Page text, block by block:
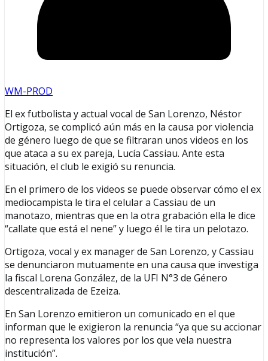
WM-PROD
El ex futbolista y actual vocal de San Lorenzo, Néstor
Ortigoza, se complicó aún más en la causa por violencia
de género luego de que se filtraran unos videos en los
que ataca a su ex pareja, Lucía Cassiau. Ante esta
situación, el club le exigió su renuncia.
En el primero de los videos se puede observar cómo el ex
mediocampista le tira el celular a Cassiau de un
manotazo, mientras que en la otra grabación ella le dice
“callate que está el nene” y luego él le tira un pelotazo.
Ortigoza, vocal y ex manager de San Lorenzo, y Cassiau
se denunciaron mutuamente en una causa que investiga
la fiscal Lorena González, de la UFI N°3 de Género
descentralizada de Ezeiza.
En San Lorenzo emitieron un comunicado en el que
informan que le exigieron la renuncia “ya que su accionar
no representa los valores por los que vela nuestra
institución”.